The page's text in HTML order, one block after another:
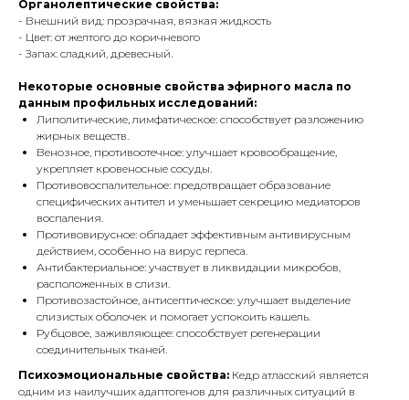
Органолептические свойства:
- Внешний вид: прозрачная, вязкая жидкость
- Цвет: от желтого до коричневого
- Запах: сладкий, древесный.
Некоторые основные свойства эфирного масла по
данным профильных исследований:
Липолитические, лимфатическое: способствует разложению
жирных веществ.
Венозное, противоотечное: улучшает кровообращение,
укрепляет кровеносные сосуды.
Противовоспалительное: предотвращает образование
специфических антител и уменьшает секрецию медиаторов
воспаления.
Противовирусное: обладает эффективным антивирусным
действием, особенно на вирус герпеса.
Антибактериальное: участвует в ликвидации микробов,
расположенных в слизи.
Противозастойное, антисептическое: улучшает выделение
слизистых оболочек и помогает успокоить кашель.
Рубцовое, заживляющее: способствует регенерации
соединительных тканей.
Психоэмоциональные свойства: Кедр атласский является
одним из наилучших адаптогенов для различных ситуаций в